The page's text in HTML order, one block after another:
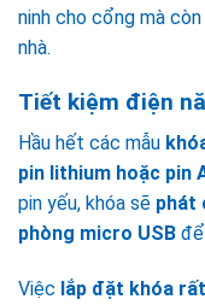
ninh cho cổng mà
nhà.
Tiết kiệm điện
Hầu hết các mẫu
pin lithium hoặc pin
pin yếu, khóa sẽ phát
phòng micro USB
Việc lắp đặt khóa